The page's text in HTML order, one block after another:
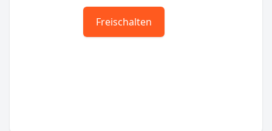
Freischalten